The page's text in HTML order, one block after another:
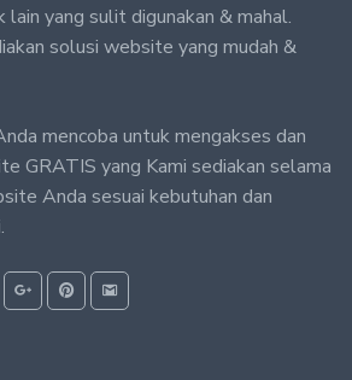
yang sulit digunakan & mahal.
solusi website yang mudah &
mencoba untuk mengakses dan
GRATIS yang Kami sediakan selama
Anda sesuai kebutuhan dan